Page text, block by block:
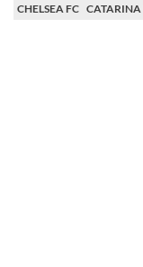
CHELSEA FC